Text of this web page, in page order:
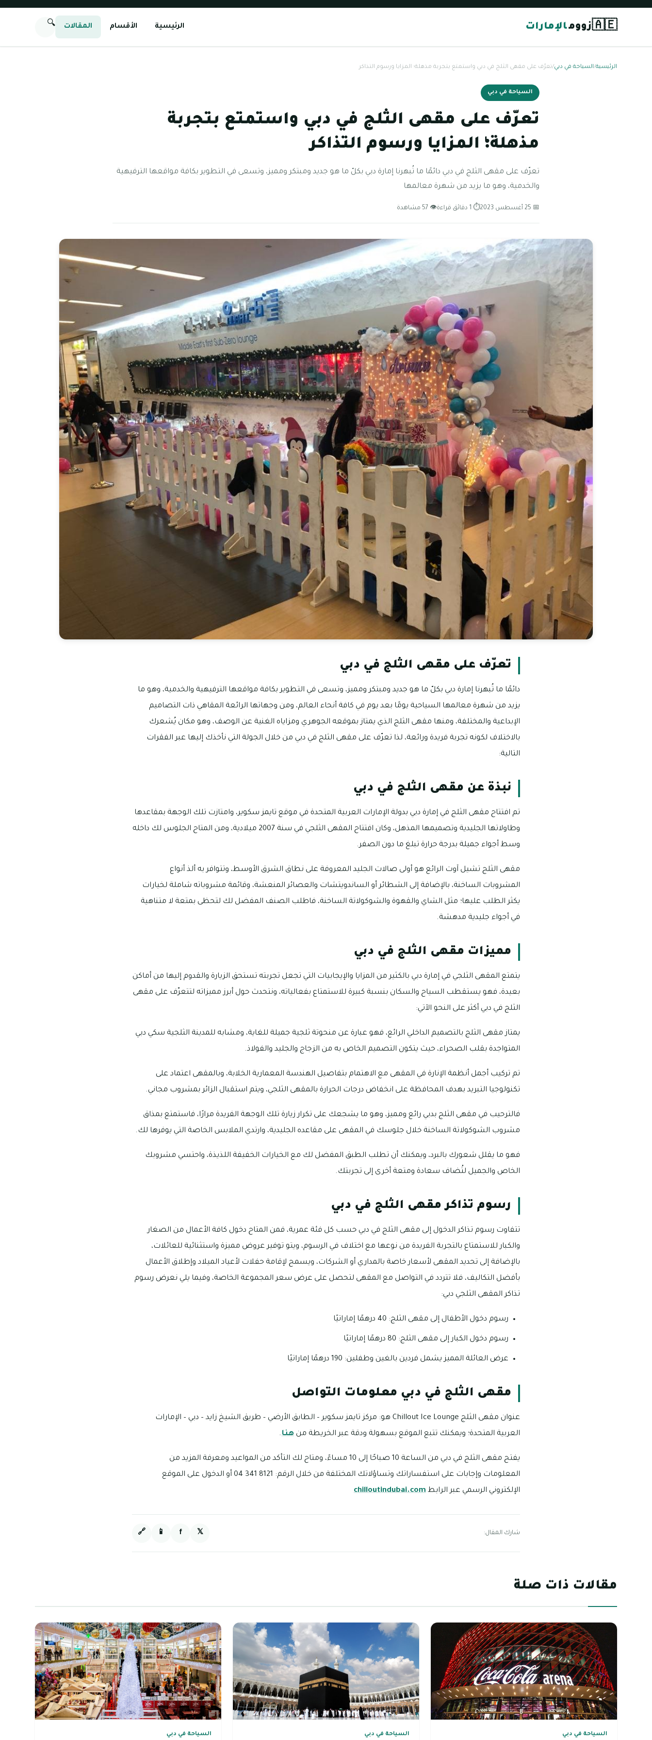
🇦🇪زوومالإمارات الرئيسية الأقسام المقالات 🔍
الرئيسية/السياحة في دبي/تعرّف على مقهى الثلج في دبي واستمتع بتجربة مذهلة؛ المزايا ورسوم التذاكر
السياحة في دبي
تعرّف على مقهى الثلج في دبي واستمتع بتجربة
مذهلة؛ المزايا ورسوم التذاكر
تعرّف على مقهى الثلج في دبي دائمًا ما تُبهرنا إمارة دبي بكلّ ما هو جديد ومبتكر ومميز، وتسعى في التطوير بكافة مواقعها الترفيهية
والخدمية، وهو ما يزيد من شهرة معالمها
📅 25 أغسطس 2023 ⏱ 1 دقائق قراءة 👁 57 مشاهدة
تعرّف على مقهى الثلج في دبي
دائمًا ما تُبهرنا إمارة دبي بكلّ ما هو جديد ومبتكر ومميز، وتسعى في التطوير بكافة مواقعها الترفيهية والخدمية، وهو ما
يزيد من شهرة معالمها السياحية يومًا بعد يوم في كافة أنحاء العالم، ومن وجهاتها الرائعة المقاهي ذات التصاميم
الإبداعية والمختلفة، ومنها مقهى الثلج الذي يمتاز بموقعه الجوهري ومزاياه الغنية عن الوصف، وهو مكان يُشعرك
بالاختلاف لكونه تجربة فريدة ورائعة، لذا تعرّف على مقهى الثلج في دبي من خلال الجولة التي نأخذك إليها عبر الفقرات
التالية:
نبذة عن مقهى الثلج في دبي
تم افتتاح مقهى الثلج في إمارة دبي بدولة الإمارات العربية المتحدة في موقع تايمز سكوير، وامتازت تلك الوجهة بمقاعدها
وطاولاتها الجليدية وتصميمها المذهل، وكان افتتاح المقهى الثلجي في سنة 2007 ميلادية، ومن المتاح الجلوس لك داخله
وسط أجواء جميلة بدرجة حرارة تبلغ ما دون الصفر.
مقهى الثلج تشيل آوت الرائع هو أولى صالات الجليد المعروفة على نطاق الشرق الأوسط، وتتوافر به ألذ أنواع
المشروبات الساخنة، بالإضافة إلى الشطائر أو الساندويتشات والعصائر المنعشة، وقائمة مشروباته شاملة لخيارات
يكثر الطلب عليها؛ مثل الشاي والقهوة والشوكولاتة الساخنة، فاطلب الصنف المفضل لك لتحظى بمتعة لا متناهية
في أجواء جليدية مدهشة.
مميزات مقهى الثلج في دبي
يتمتع المقهى الثلجي في إمارة دبي بالكثير من المزايا والإيجابيات التي تجعل تجربته تستحق الزيارة والقدوم إليها من أماكن
بعيدة، فهو يستقطب السياح والسكان بنسبة كبيرة للاستمتاع بفعالياته، ونتحدث حول أبرز مميزاته لتتعرّف على مقهى
الثلج في دبي أكثر على النحو الآتي:
يمتاز مقهى الثلج بالتصميم الداخلي الرائع، فهو عبارة عن منحوتة ثلجية جميلة للغاية، ومشابه للمدينة الثلجية سكي دبي
المتواجدة بقلب الصحراء، حيث يتكون التصميم الخاص به من الزجاج والجليد والفولاذ.
تم تركيب أجمل أنظمة الإنارة في المقهى مع الاهتمام بتفاصيل الهندسة المعمارية الخلابة، وبالمقهى اعتماد على
تكنولوجيا التبريد بهدف المحافظة على انخفاض درجات الحرارة بالمقهى الثلجي، ويتم استقبال الزائر بمشروب مجاني.
فالترحيب في مقهى الثلج بدبي رائع ومميز، وهو ما يشجعك على تكرار زيارة تلك الوجهة الفريدة مرارًا، فاستمتع بمذاق
مشروب الشوكولاتة الساخنة خلال جلوسك في المقهى على مقاعده الجليدية، وارتدي الملابس الخاصة التي يوفرها لك.
فهو ما يقلل شعورك بالبرد، ويمكنك أن تطلب الطبق المفضل لك مع الخيارات الخفيفة اللذيذة، واحتسي مشروبك
الخاص والجميل لتُضاف سعادة ومتعة أخرى إلى تجربتك.
رسوم تذاكر مقهى الثلج في دبي
تتفاوت رسوم تذاكر الدخول إلى مقهى الثلج في دبي حسب كل فئة عمرية، فمن المتاح دخول كافة الأعمال من الصغار
والكبار للاستمتاع بالتجربة الفريدة من نوعها مع اختلاف في الرسوم، ويتو توفير عروض مميزة واستثنائية للعائلات،
بالإضافة إلى تحديد المقهى لأسعار خاصة بالمداري أو الشركات، ويسمح لإقامة حفلات لأعياد الميلاد وإطلاق الأعمال
بأفضل التكاليف، فلا تتردد في التواصل مع المقهى لتحصل على عرض سعر المجموعة الخاصة، وفيما يلي نعرض رسوم
تذاكر المقهى الثلجي دبي:
رسوم دخول الأطفال إلى مقهى الثلج: 40 درهمًا إماراتيًا
رسوم دخول الكبار إلى مقهى الثلج: 80 درهمًا إماراتيًا
عرض العائلة المميز يشمل فردين بالغين وطفلين: 190 درهمًا إماراتيًا
مقهى الثلج في دبي معلومات التواصل
عنوان مقهى الثلج Chillout Ice Lounge هو: مركز تايمز سكوير – الطابق الأرضي – طريق الشيخ زايد – دبي – الإمارات
العربية المتحدة؛ ويمكنك تتبع الموقع بسهولة ودقة عبر الخريطة من هنا.
يفتح مقهى الثلج في دبي من الساعة 10 صباحًا إلى 10 مساءً، ومتاح لك التأكد من المواعيد ومعرفة المزيد من
المعلومات وإجابات على استفساراتك وتساؤلاتك المختلفة من خلال الرقم: 8121 341 04 أو الدخول على الموقع
الإلكتروني الرسمي عبر الرابط chilloutindubai.com
شارك المقال: 𝕏
f
📱
🔗
مقالات ذات صلة
السياحة في دبي السياحة في دبي السياحة في دبي